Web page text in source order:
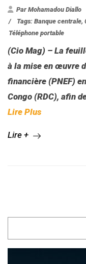
Par Mohamadou Diallo
/
Tags: Banque centrale,
Téléphone portable
(Cio Mag) – La
à la mise en œuvre
financière (PNEF)
Congo (RDC), afin
Lire Plus
Lire +